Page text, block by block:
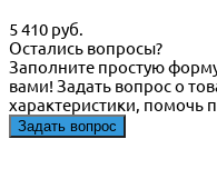
5 410 руб.
Остались вопросы?
Заполните простую
вами! Задать вопрос о
характеристики, помочь
Задать вопрос